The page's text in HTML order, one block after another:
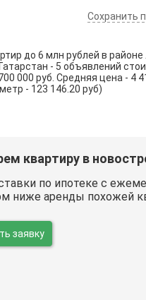
Сохранить
до 6 млн рублей в
- 5 объявлений
000 руб. Средняя цена - 4
- 123 146.20 руб)
квартиру в
по ипотеке с
ниже аренды похожей
заявку